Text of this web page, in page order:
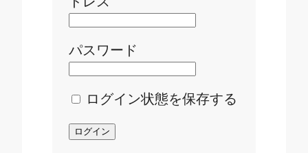
パスワード
ログイン状態を保存する